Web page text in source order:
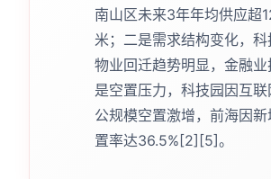
南山区未来3年年均供应超
米；二是需求结构变化，
物业回迁趋势明显，金融
是空置压力，科技园因互
公规模空置激增，前海因
置率达36.5%[2][5]。